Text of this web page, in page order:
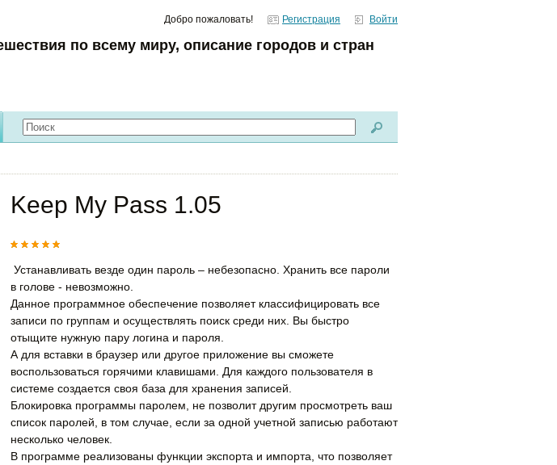
Добро пожаловать! Регистрация Войти
по всему миру, описание городов и стран
Keep My Pass 1.05
Устанавливать везде один пароль – небезопасно. Хранить все пароли
в голове - невозможно.
Данное программное обеспечение позволяет классифицировать все
записи по группам и осуществлять поиск среди них. Вы быстро
отыщите нужную пару логина и пароля.
А для вставки в браузер или другое приложение вы сможете
воспользоваться горячими клавишами. Для каждого пользователя в
системе создается своя база для хранения записей.
Блокировка программы паролем, не позволит другим просмотреть ваш
список паролей, в том случае, если за одной учетной записью работают
несколько человек.
В программе реализованы функции экспорта и импорта, что позволяет